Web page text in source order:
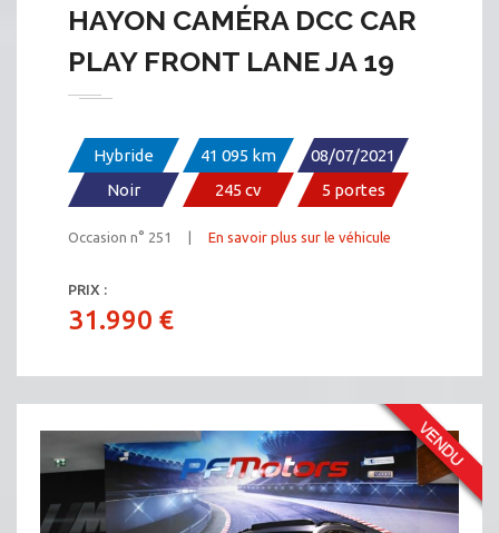
HAYON CAMÉRA DCC CAR
PLAY FRONT LANE JA 19
Hybride 41 095 km
08/07/2021
Noir
245 cv 5 portes
Occasion n° 251 | En savoir plus sur le véhicule
PRIX :
31.990 €